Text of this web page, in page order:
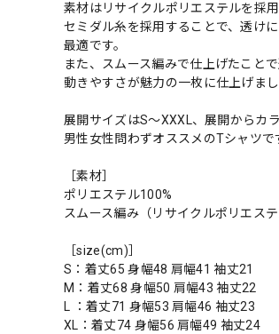
素材はリサイクルポリエステルを採
セミダル糸を採用することで、透け
最適です。
また、スムース編みで仕上げたこと
動きやすさが魅力の一枚に仕上げまし
展開サイズはS～XXXL、展開からカ
男性女性問わずオススメのTシャツで
［素材］
ポリエステル100%
スムース編み（リサイクルポリエステ
［size(cm)］
S：着丈65 身幅48 肩幅41 袖丈21
M：着丈68 身幅50 肩幅43 袖丈22
L ：着丈71 身幅53 肩幅46 袖丈23
XL：着丈74 身幅56 肩幅49 袖丈24